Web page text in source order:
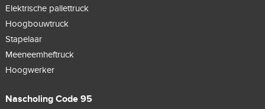
Elektrische pallettruck
Hoogbouwtruck
Stapelaar
Meeneemheftruck
Hoogwerker
Nascholing Code 95